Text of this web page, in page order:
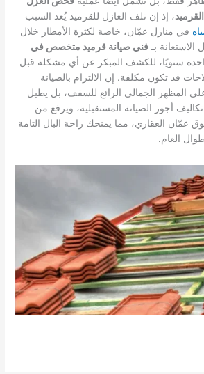
، إذ إن تلف العازل للقرميد يُعد السبب
في منازل عمّان، خاصة لكثرة الأمطار خلال
بـفني صيانة قرميد متخصص في
سنويًا، للكشف المبكر عن أي مشكلة قبل
قد تكون مكلفة. إن الالتزام بالصيانة
المظهر الجمالي الرائع للسقف، بل يطيل
أجور الصيانة المستقبلية، ويرفع من
عمّان العقاري، مما يمنحك راحة البال التامة
العام.